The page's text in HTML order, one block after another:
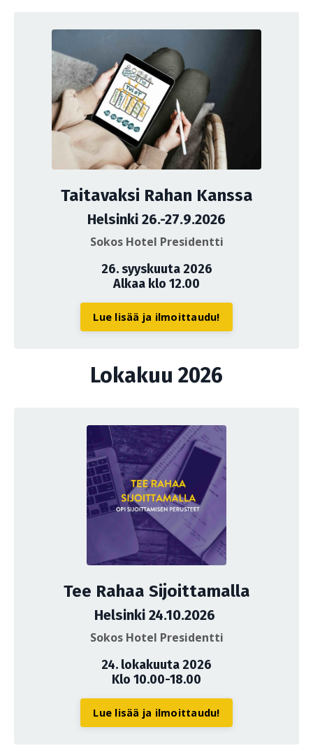
Taitavaksi Rahan Kanssa
Helsinki 26.-27.9.2026
Sokos Hotel Presidentti
26. syyskuuta 2026
Alkaa klo 12.00
Lue lisää ja ilmoittaudu!
Lokakuu 2026
Tee Rahaa Sijoittamalla
Helsinki 24.10.2026
Sokos Hotel Presidentti
24. lokakuuta 2026
Klo 10.00-18.00
Lue lisää ja ilmoittaudu!